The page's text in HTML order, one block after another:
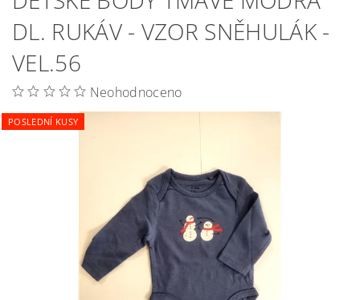
DL. RUKÁV - VZOR SNĚHULÁK -
VEL.56
Neohodnoceno
POSLEDNÍ KUSY